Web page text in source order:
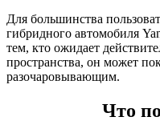
Для большинства
гибридного автомобиля
тем, кто ожидает
пространства, он может
разочаровывающим.
Что